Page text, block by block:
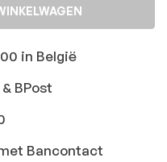
in België
BPost
Bancontact